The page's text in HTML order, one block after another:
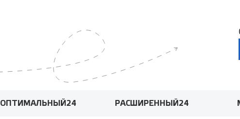
ОПТИМАЛЬНЫЙ24 РАСШИРЕННЫЙ24